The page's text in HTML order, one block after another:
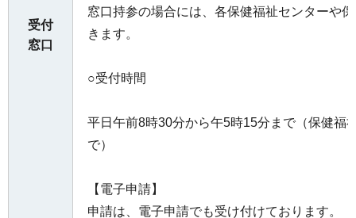
受付
窓口
窓口持参の場合には、各保健福祉センターや
きます。
○受付時間
平日午前8時30分から午5時15分まで（保健福
で）
【電子申請】
申請は、電子申請でも受け付けております。